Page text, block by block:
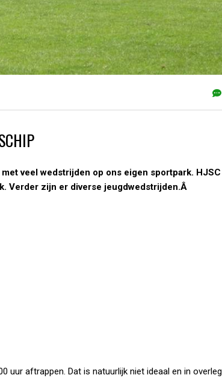
veel wedstrijden op ons eigen sportpark. HJSC
Verder zijn er diverse jeugdwedstrijden.Â
uur aftrappen. Dat is natuurlijk niet ideaal en in overleg